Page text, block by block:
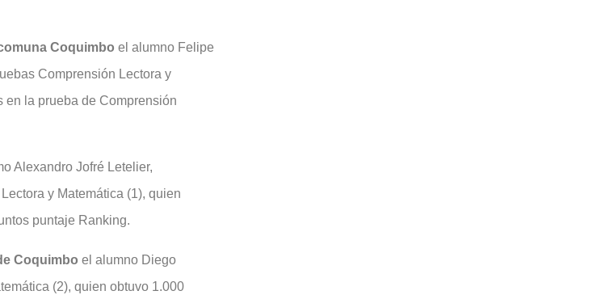
Coquimbo el alumno Felipe
Comprensión Lectora y
en la prueba de Comprensión
Alexandro Jofré Letelier,
y Matemática (1), quien
puntaje Ranking.
Coquimbo el alumno Diego
(2), quien obtuvo 1.000